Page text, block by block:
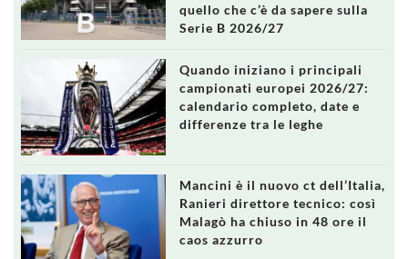
quello che c’è da sapere sulla
Serie B 2026/27
Quando iniziano i principali
campionati europei 2026/27:
calendario completo, date e
differenze tra le leghe
Mancini è il nuovo ct dell’Italia,
Ranieri direttore tecnico: così
Malagò ha chiuso in 48 ore il
caos azzurro